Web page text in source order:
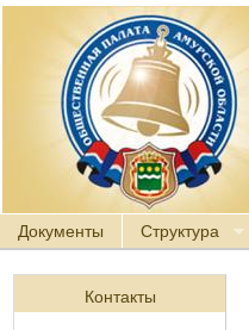
Документы Структура
Контакты